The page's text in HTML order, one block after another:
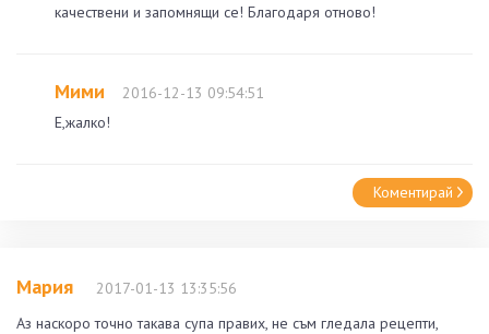
качествени и запомнящи се! Благодаря отново!
Мими
2016-12-13 09:54:51
Е,жалко!
Коментирай
Maрия
2017-01-13 13:35:56
Аз наскоро точно такава супа правих, не съм гледала рецепти,